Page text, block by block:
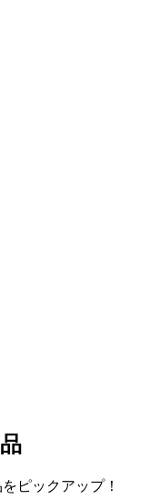
ピックアップ！